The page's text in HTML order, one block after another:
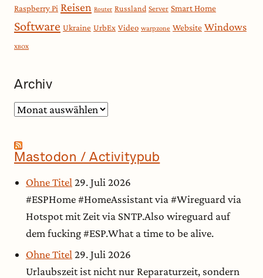
Raspberry Pi Reisen Router Russland Server Smart Home
Software Ukraine UrbEx Video warpzone Website Windows
XBOX
Archiv
Archiv
Mastodon / Activitypub
Ohne Titel29. Juli 2026
#ESPHome #HomeAssistant via #Wireguard via
Hotspot mit Zeit via SNTP.Also wireguard auf
dem fucking #ESP.What a time to be alive.
Ohne Titel 29. Juli 2026
Urlaubszeit ist nicht nur Reparaturzeit, sondern